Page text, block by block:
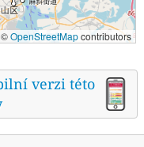
©OpenStreetMapcontributors
verzi této